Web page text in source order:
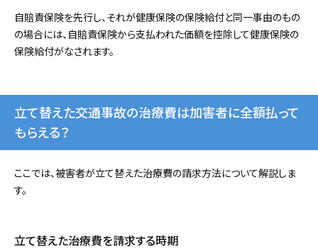
自賠責保険を先行し、それが健康保険の保険給付と同一事由のもの
の場合には、自賠責保険から支払われた価額を控除して健康保険の
保険給付がなされます。
立て替えた交通事故の治療費は加害者に全額払って
もらえる？
ここでは、被害者が立て替えた治療費の請求方法について解説しま
す。
立て替えた治療費を請求する時期